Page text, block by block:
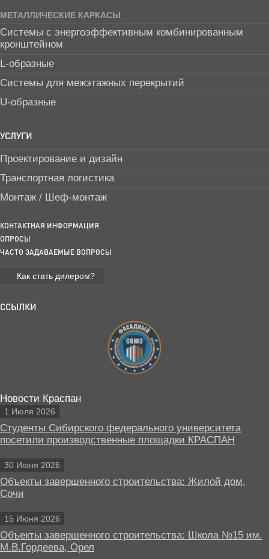
МЕТАЛЛИЧЕСКИЕ КАРКАСЫ
Системы с энергоэффективным комбинированным
кронштейном
L-образные
Системы для межэтажных перекрытий
U-образные
УСЛУГИ
Проектирование и дизайн
Транспортная логистика
Монтаж / Шеф-монтаж
КОНТАКТНАЯ ИНФОРМАЦИЯ
ОПРОСЫ
ЧАСТО ЗАДАВАЕМЫЕ ВОПРОСЫ
Как стать дилером?
ССЫЛКИ
Новости Краспан
1 Июля 2026
Студенты Сибирского федерального университета
посетили производственные площадки КРАСПАН
30 Июня 2026
Объекты завершенного строительства: Жилой дом,
Сочи
15 Июня 2026
Объекты завершенного строительства: Школа №15 им.
М.В.Гордеева, Орел